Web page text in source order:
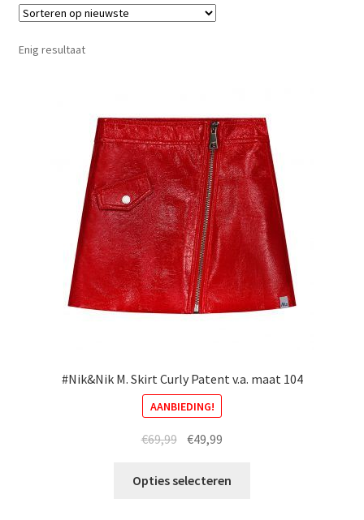
Enig resultaat
#Nik&Nik M. Skirt Curly Patent v.a. maat 104
AANBIEDING!
€69,99 Oorspronkelijke
was:
€49,99
is:
Opties selecteren